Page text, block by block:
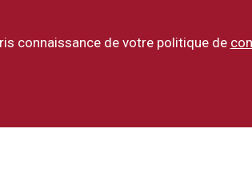
connaissance de votre politique de